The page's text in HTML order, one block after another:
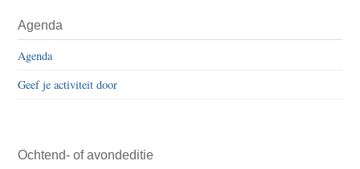
Agenda
Agenda
Geef je activiteit door
Ochtend- of avondeditie